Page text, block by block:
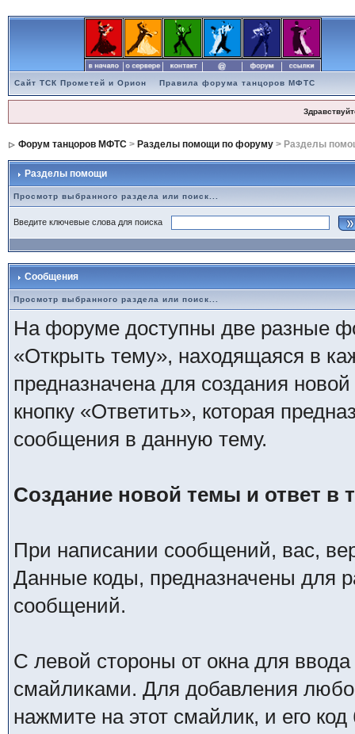
Сайт ТСК Прометей и Орион Правила форума танцоров МФТС
Форум танцоров МФТС> Разделы помощи по форуму> Разделы
Разделы помощи
Просмотр выбранного раздела или поиск...
Введите ключевые слова для поиска
Сообщения
Просмотр выбранного раздела или поиск...
На форуме доступны две разные
«Открыть тему», находящаяся в
предназначена для создания
кнопку «Ответить», которая
сообщения в данную тему.
Создание новой темы и ответ в
При написании сообщений, вас,
Данные коды, предназначены для
сообщений.
С левой стороны от окна для
смайликами. Для добавления
нажмите на этот смайлик, и его